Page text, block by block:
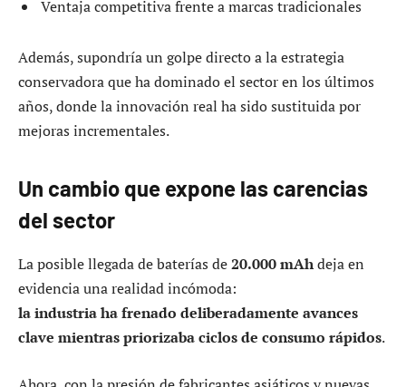
Ventaja competitiva frente a marcas tradicionales
Además, supondría un golpe directo a la estrategia
conservadora que ha dominado el sector en los últimos
años, donde la innovación real ha sido sustituida por
mejoras incrementales.
Un cambio que expone las carencias
del sector
La posible llegada de baterías de20.000 mAhdeja en
evidencia una realidad incómoda:
la industria ha frenado deliberadamente avances
clave mientras priorizaba ciclos de consumo rápidos.